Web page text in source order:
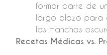
formar parte de
largo plazo para
las manchas
Recetas Médicas vs.